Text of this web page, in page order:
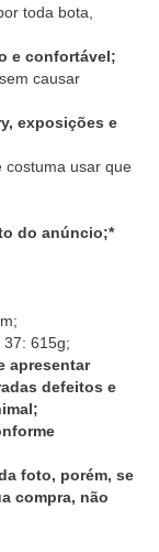
toda bota,
e confortável;
causar
exposições e
costuma usar que
do anúncio;*
615g;
apresentar
defeitos e
foto, porém, se
compra, não